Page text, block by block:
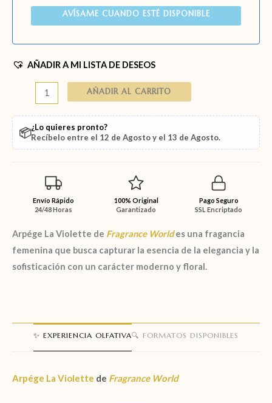
AVÍSAME CUANDO ESTÉ DISPONIBLE
AÑADIR A MI LISTA DE DESEOS
AÑADIR AL CARRITO
📦¿Lo quieres pronto?
Recíbelo entre el 12 de Agostoy el 13 de Agosto.
Envío Rápido
24/48 Horas
100% Original
Garantizado
Pago Seguro
SSL Encriptado
Arpége La Violette de Fragrance Worldes una fragancia
femenina que busca capturar la esencia de la elegancia y la
sofisticación con un carácter moderno y floral.
✨ EXPERIENCIA OLFATIVA🔍 FORMATOS DISPONIBLES
Arpége La Violette de Fragrance World